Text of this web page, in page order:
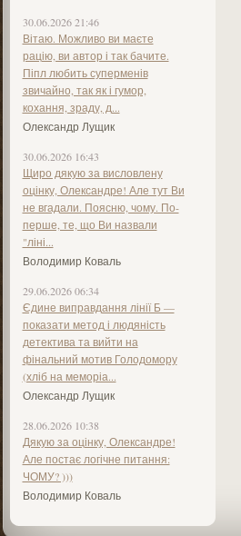
30.06.2026 21:46
Вітаю. Можливо ви маєте
рацію, ви автор і так бачите.
Піпл любить суперменів
звичайно, так як і гумор,
кохання, зраду, д...
Олександр Лущик
30.06.2026 16:43
Щиро дякую за висловлену
оцінку, Олександре! Але тут Ви
не вгадали. Поясню, чому. По-
перше, те, що Ви назвали
"ліні...
Володимир Коваль
29.06.2026 06:34
Єдине виправдання лінії Б —
показати метод і людяність
детектива та вийти на
фінальний мотив Голодомору
(хліб на меморіа...
Олександр Лущик
28.06.2026 10:38
Дякую за оцінку, Олександре!
Але постає логічне питання:
ЧОМУ? )))
Володимир Коваль